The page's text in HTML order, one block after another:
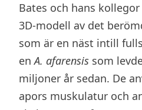
Bates och hans
3D-modell av det
som är en näst intill
enA. afarensis som
miljoner år sedan. De
apors muskulatur och